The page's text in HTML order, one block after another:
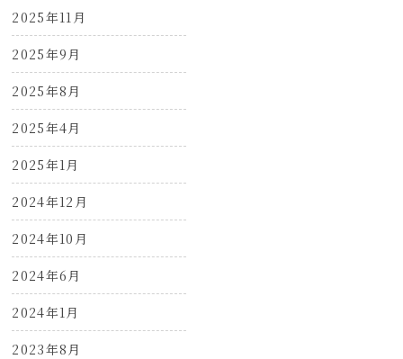
2025年11月
2025年9月
2025年8月
2025年4月
2025年1月
2024年12月
2024年10月
2024年6月
2024年1月
2023年8月